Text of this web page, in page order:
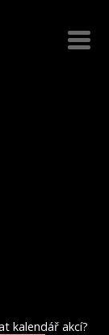
kalendář akcí?